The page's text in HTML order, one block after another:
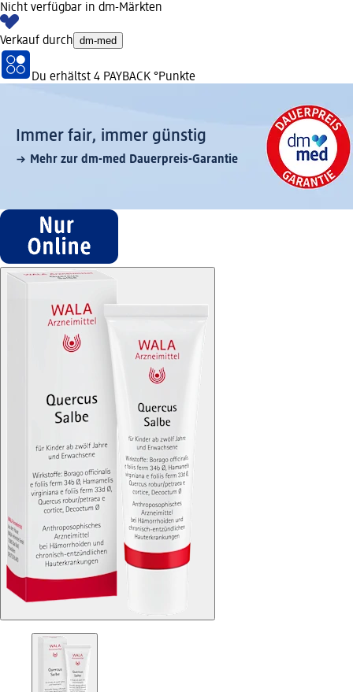
Nicht verfügbar in dm-Märkten
Verkauf durch dm-med
Du erhältst 4 PAYBACK °Punkte
Immer fair,­ immer günstig
Mehr zur dm-med Dauerpreis-Garantie